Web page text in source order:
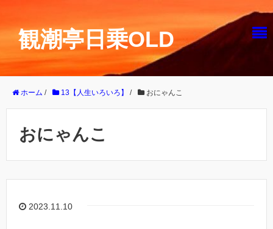
観潮亭日乗OLD
ホーム / 13【人生いろいろ】 / おにゃんこ
おにゃんこ
2023.11.10